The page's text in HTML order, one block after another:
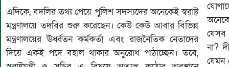
এদিকে, বদলির তথ্য পেয়ে পুলিশ সদস্যদের অনেকেই স্বরাষ্ট্র
মন্ত্রণালয়ে তদবির শুরু করেছেন। কেউ কেউ আবার বিভিন্ন
মন্ত্রণালয়ের ঊর্ধ্বতন কর্মকর্তা এবং রাজনৈতিক নেতাদের
দিয়ে একই পদে বহাল থাকার অনুরোধ পাঠাচ্ছেন। তবে,
যেসব
না?
যেমন